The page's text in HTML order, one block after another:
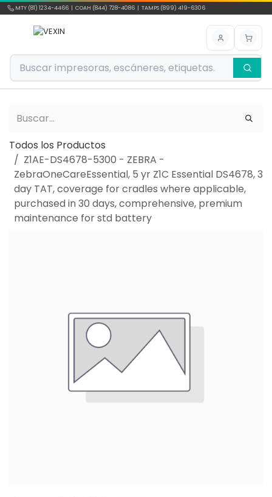
Ir al contenido
MTY (81) 1234-4466 | COAH (844) 728-4086 | TAMPS (899) 419-6306
Todos los Productos
Z1AE-DS4678-5300 - ZEBRA -
ZebraOneCareEssential, 5 yr Z1C Essential DS4678, 3
day TAT, coverage for cradles where applicable,
purchased in 30 days, comprehensive, premium
maintenance for std battery